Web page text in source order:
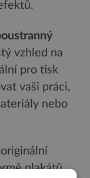
vzhled na
pro tisk
vaši práci,
nebo
plakátů,